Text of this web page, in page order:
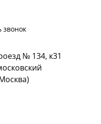
звонок
№ 134, к31